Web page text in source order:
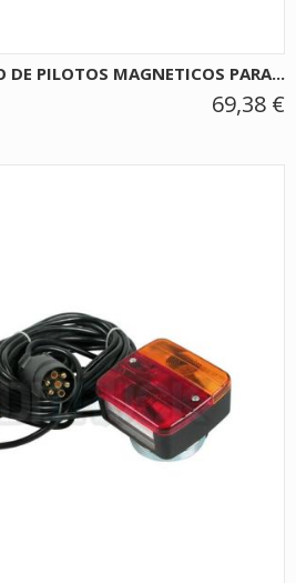
DE PILOTOS MAGNETICOS PARA...
69,38 €